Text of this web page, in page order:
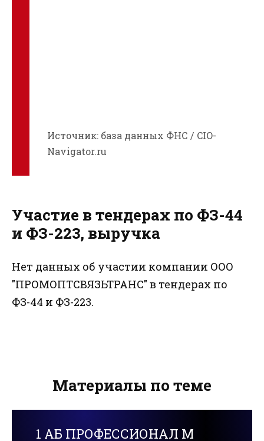
Источник: база данных ФНС / CIO-
Navigator.ru
Участие в тендерах по ФЗ-44
и ФЗ-223, выручка
Нет данных об участии компании ООО
"ПРОМОПТСВЯЗЬТРАНС" в тендерах по
ФЗ-44 и ФЗ-223.
Материалы по теме
1 АБ ПРОФЕССИОНАЛ М